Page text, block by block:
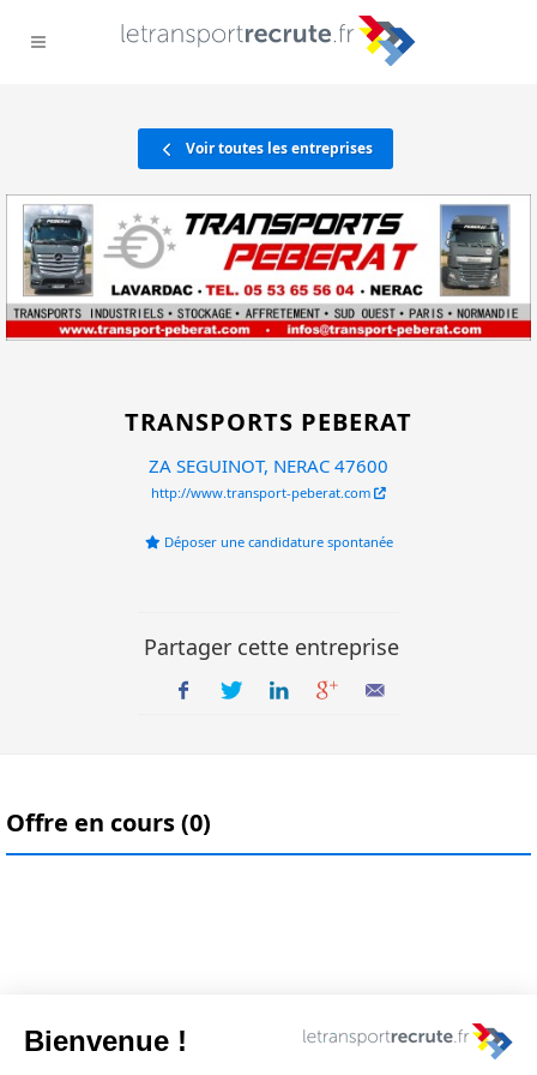
Voir toutes les entreprises
TRANSPORTS PEBERAT
ZA SEGUINOT, NERAC 47600
http://www.transport-peberat.com
Déposer une candidature spontanée
Partager cette entreprise
Offre en cours (0)